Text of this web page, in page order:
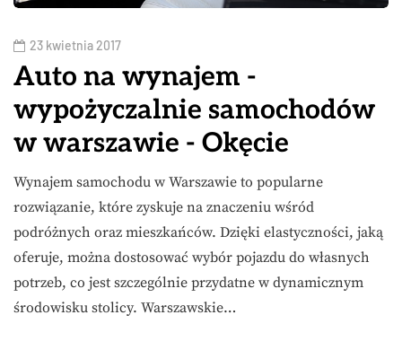
23 kwietnia 2017
Auto na wynajem -
wypożyczalnie samochodów
w warszawie - Okęcie
Wynajem samochodu w Warszawie to popularne
rozwiązanie, które zyskuje na znaczeniu wśród
podróżnych oraz mieszkańców. Dzięki elastyczności, jaką
oferuje, można dostosować wybór pojazdu do własnych
potrzeb, co jest szczególnie przydatne w dynamicznym
środowisku stolicy. Warszawskie…